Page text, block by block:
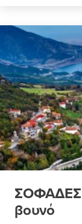
ΣΟΦΑΔΕΣ
βουνό